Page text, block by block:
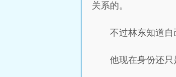
关系的。
不过林东知道自
他现在身份还只